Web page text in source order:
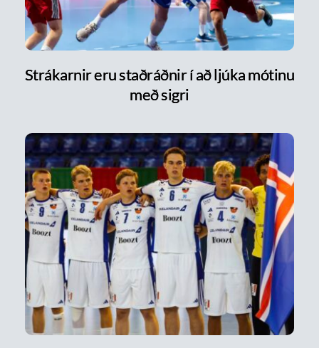
Strákarnir eru staðráðnir í að ljúka mótinu
með sigri